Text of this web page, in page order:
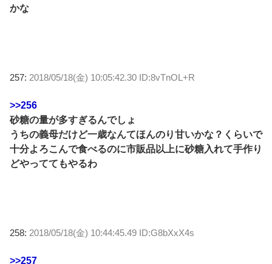
かな
257: 2018/05/18(金) 10:05:42.30 ID:8vTnOL+R
>>256
砂糖の量が多すぎるんでしょ
うちの義母だけど一歳なんてほんのり甘いかな？くらいで
十分よろこんで食べるのに市販品以上に砂糖入れて手作り
どやっててもやるわ
258: 2018/05/18(金) 10:44:45.49 ID:G8bXxX4s
>>257